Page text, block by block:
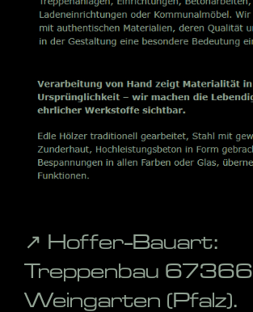
↗️ Hoffer-Bauart:
Treppenbau 67366
Weingarten (Pfalz).